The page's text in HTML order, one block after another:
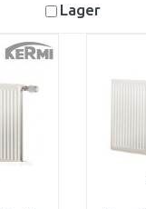
Lager